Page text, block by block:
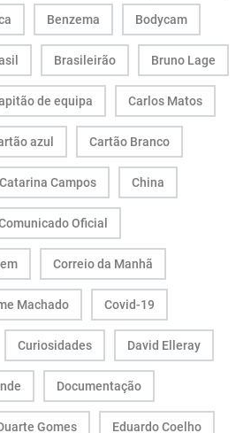
Benzema Bodycam
Brasileirão Bruno Lage
de equipa Carlos Matos
azul Cartão Branco
Catarina Campos China
Oficial
Correio da Manhã
Machado Covid-19
Curiosidades David Elleray
Documentação
Gomes Eduardo Coelho